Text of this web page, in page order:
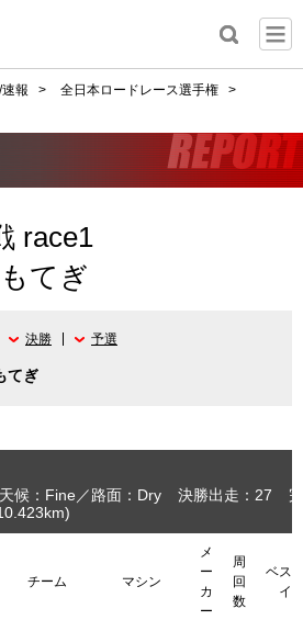
報 > 全日本ロードレース選手権
>
race1
てぎ
てぎ
決勝 予選
天候：Fine 路面：Dry 決勝出走：27
km)
チーム マシン
メ
ー
カ
ー
周
回
数
ベス
イ